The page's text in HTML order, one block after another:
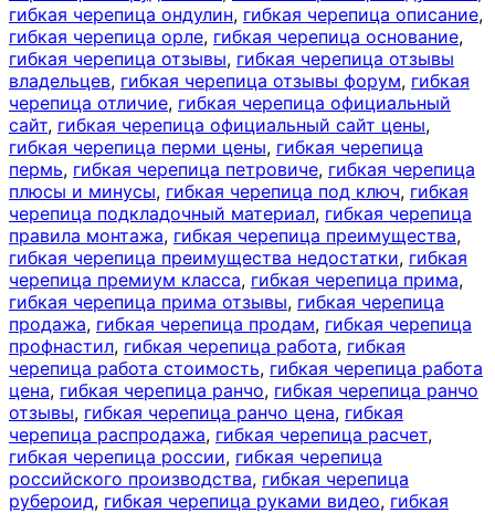
гибкая черепица ондулин, гибкая черепица описание,
гибкая черепица орле, гибкая черепица основание,
гибкая черепица отзывы, гибкая черепица отзывы
владельцев, гибкая черепица отзывы форум, гибкая
черепица отличие, гибкая черепица официальный
сайт, гибкая черепица официальный сайт цены,
гибкая черепица перми цены, гибкая черепица
пермь, гибкая черепица петровиче, гибкая черепица
плюсы и минусы, гибкая черепица под ключ, гибкая
черепица подкладочный материал, гибкая черепица
правила монтажа, гибкая черепица преимущества,
гибкая черепица преимущества недостатки, гибкая
черепица премиум класса, гибкая черепица прима,
гибкая черепица прима отзывы, гибкая черепица
продажа, гибкая черепица продам, гибкая черепица
профнастил, гибкая черепица работа, гибкая
черепица работа стоимость, гибкая черепица работа
цена, гибкая черепица ранчо, гибкая черепица ранчо
отзывы, гибкая черепица ранчо цена, гибкая
черепица распродажа, гибкая черепица расчет,
гибкая черепица россии, гибкая черепица
российского производства, гибкая черепица
рубероид, гибкая черепица руками видео, гибкая